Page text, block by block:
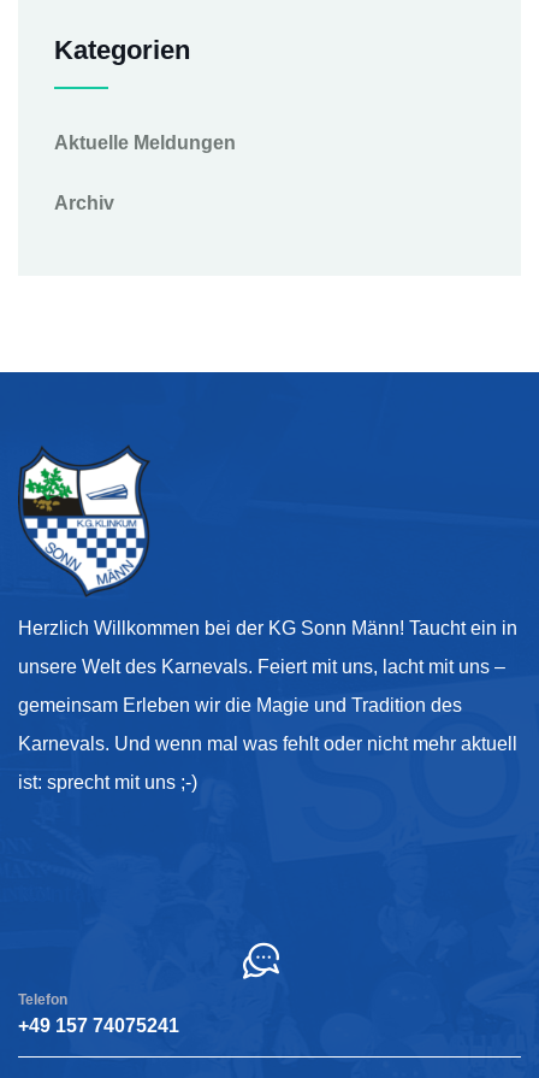
Kategorien
Aktuelle Meldungen
Archiv
Herzlich Willkommen bei der KG Sonn Männ! Taucht ein in
unsere Welt des Karnevals. Feiert mit uns, lacht mit uns –
gemeinsam Erleben wir die Magie und Tradition des
Karnevals. Und wenn mal was fehlt oder nicht mehr aktuell
ist: sprecht mit uns ;-)
Telefon
+49 157 74075241